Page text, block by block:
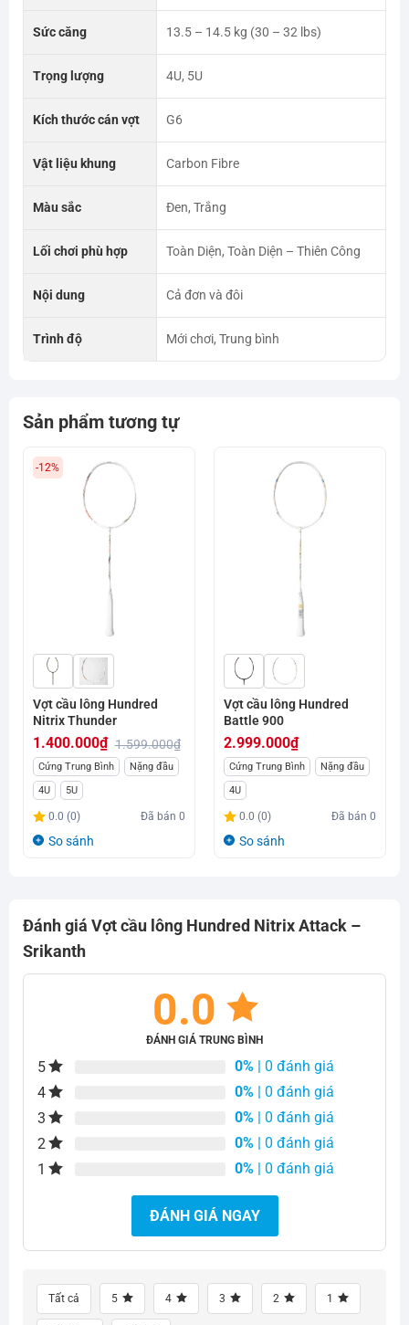
Sức căng 13.5 – 14.5 kg (30 – 32 lbs)
Trọng lượng 4U, 5U
Kích thước cán vợt G6
Vật liệu khung Carbon Fibre
Màu sắc Đen, Trắng
Lối chơi phù hợp Toàn Diện, Toàn Diện – Thiên Công
Nội dung Cả đơn và đôi
Trình độ Mới chơi, Trung bình
Sản phẩm tương tự
-12%
Vợt cầu lông Hundred
Nitrix Thunder
1.599.000₫
Giá
gốc
là:
1.599.000₫.
1.400.000₫
Giá
hiện
tại
là:
Cứng Trung Bình
Nặng đầu
4U
5U
0.0 (0) Đã bán0
So sánh
Vợt cầu lông Hundred
Battle 900
2.999.000₫
Cứng Trung Bình
Nặng đầu
4U
0.0 (0) Đã bán0
So sánh
Đánh giá Vợt cầu lông Hundred Nitrix Attack –
Srikanth
0.0
ĐÁNH GIÁ TRUNG BÌNH
5 0% | 0 đánh giá
4
0% | 0 đánh giá
3
0% | 0 đánh giá
2
0% | 0 đánh giá
1
0% | 0 đánh giá
ĐÁNH GIÁ NGAY
Tất cả 5 4 3 2 1